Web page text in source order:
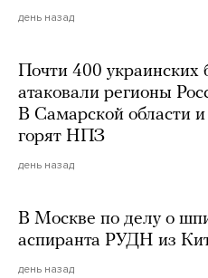
день назад
Почти 400 украинских
атаковали регионы
В Самарской области
горят НПЗ
день назад
В Москве по делу о
аспиранта РУДН из
день назад